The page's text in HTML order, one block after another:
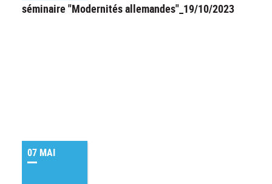
séminaire "Modernités allemandes"_19/10/2023
07 MAI